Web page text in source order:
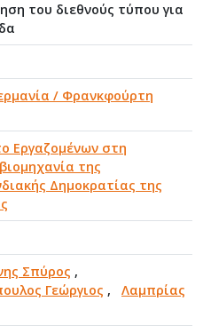
του διεθνούς τύπου για
/ Φρανκφούρτη
Εργαζομένων στη
της
Δημοκρατίας της
Σπύρος ,
Γεώργιος , Λαμπρίας